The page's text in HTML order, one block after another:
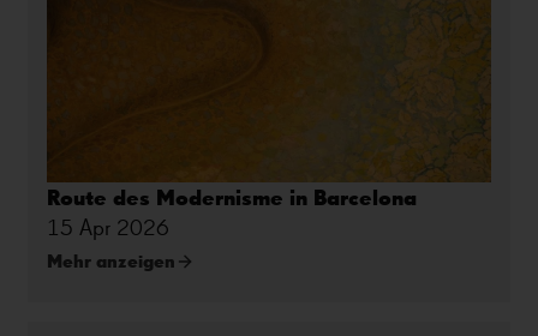
Route des Modernisme in Barcelona
15 Apr 2026
Mehr anzeigen